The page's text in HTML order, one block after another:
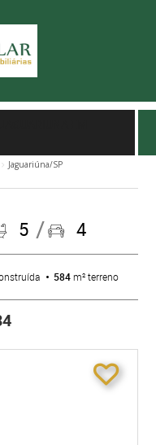
Jaguariúna/SP
5 4
584m² terreno